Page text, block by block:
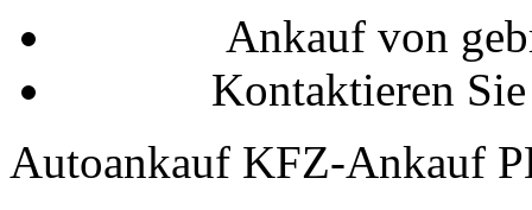
Ankauf von
Kontaktieren
Autoankauf KFZ-Ankauf